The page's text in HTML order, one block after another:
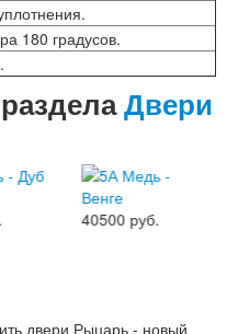
Лофт
180 градусов.
Двери
40500 руб.
двери Рыцарь - новый